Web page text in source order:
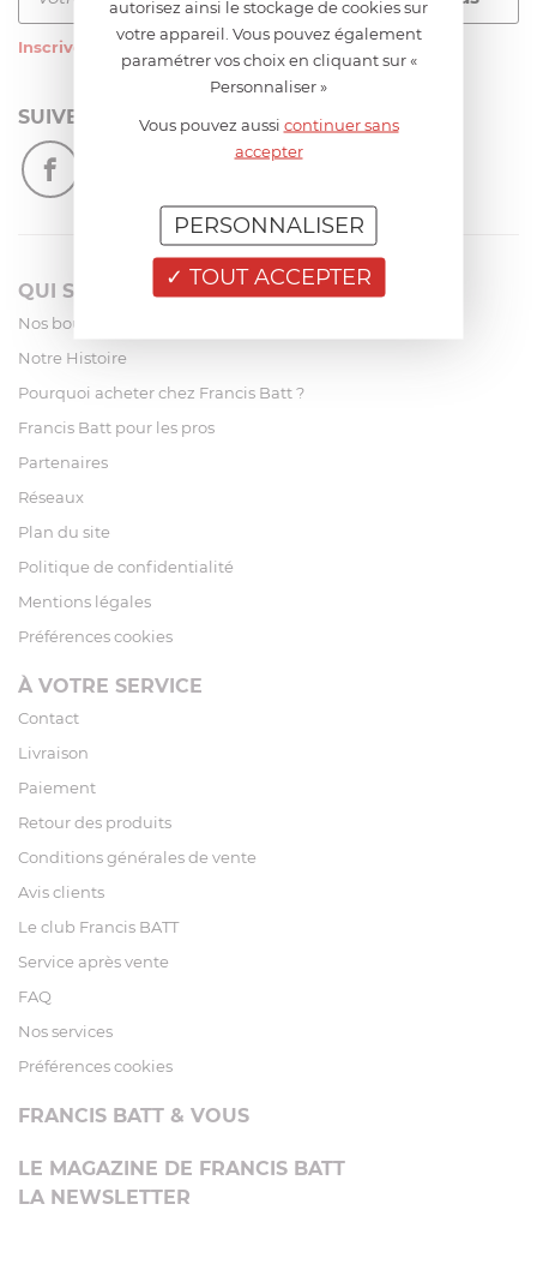
Inscrivez-vous à notre newsletter
SUIVEZ-NOUS
QUI SOMMES-NOUS?
Nos boutiques
Notre Histoire
Pourquoi acheter chez Francis Batt ?
Francis Batt pour les pros
Partenaires
Réseaux
Plan du site
Politique de confidentialité
Mentions légales
Préférences cookies
À VOTRE SERVICE
Contact
Livraison
Paiement
Retour des produits
Conditions générales de vente
Avis clients
Le club Francis BATT
Service après vente
FAQ
Nos services
Préférences cookies
FRANCIS BATT & VOUS
LE MAGAZINE DE FRANCIS BATT
LA NEWSLETTER
autorisez ainsi le stockage de cookies sur
votre appareil. Vous pouvez également
paramétrer vos choix en cliquant sur «
Personnaliser »
Vous pouvez aussi continuer sans
accepter
TOUT ACCEPTER
PERSONNALISER